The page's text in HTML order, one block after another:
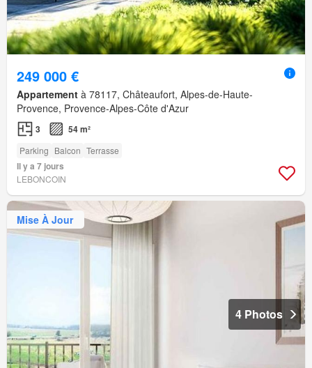
249 000 €
Appartement à 78117, Châteaufort, Alpes-de-Haute-
Provence, Provence-Alpes-Côte d'Azur
3 54 m²
Parking Balcon Terrasse
Il y a 7 jours
LEBONCOIN
Mise À Jour
4 Photos